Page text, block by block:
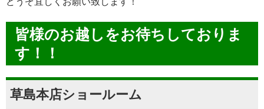
皆様のお越しをお待ちしておりま
す！！
草島本店ショールーム